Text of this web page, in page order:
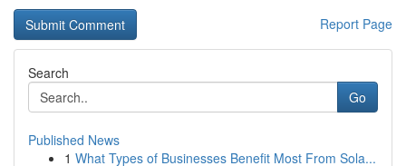
Report Page
Search
Go
Published News
1 What Types of Businesses Benefit Most From Sola...